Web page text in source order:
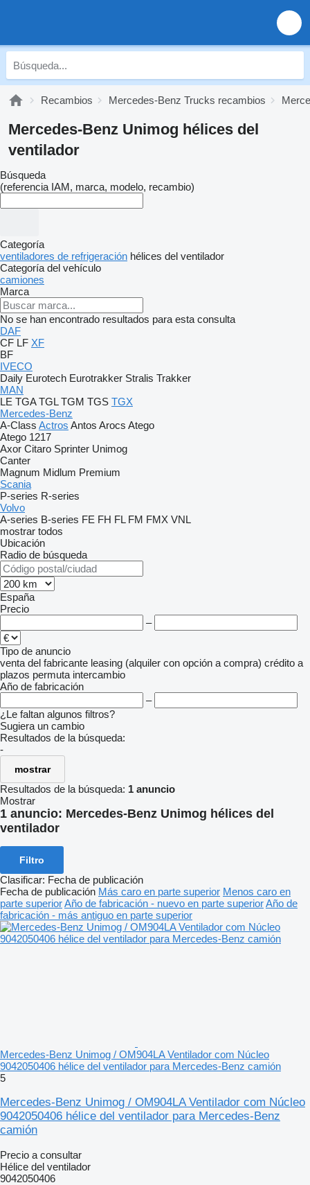
Recambios Mercedes-Benz Trucks recambios
Mercedes-Benz Unimog hélices del
ventilador
Búsqueda
(referencia IAM, marca, modelo, recambio)
Categoría
ventiladores de refrigeración hélices del ventilador
Categoría del vehículo
camiones
Marca
No se han encontrado resultados para esta consulta
DAF
CF LF XF
BF
IVECO
Daily Eurotech Eurotrakker Stralis Trakker
MAN
LE TGA TGL TGM TGS TGX
Mercedes-Benz
A-Class Actros Antos Arocs Atego
Atego 1217
Axor Citaro Sprinter Unimog
Canter
Magnum Midlum Premium
Scania
P-series R-series
Volvo
A-series B-series FE FH FL FM FMX VNL
mostrar todos
Ubicación
Radio de búsqueda
España
Precio
–
Tipo de anuncio
venta del fabricante leasing (alquiler con opción a compra) crédito a
plazos permuta intercambio
Año de fabricación
–
¿Le faltan algunos filtros?
Sugiera un cambio
Resultados de la búsqueda:
-
mostrar
Resultados de la búsqueda: 1 anuncio
Mostrar
1 anuncio: Mercedes-Benz Unimog hélices del
ventilador
Filtro
Clasificar: Fecha de publicación
Fecha de publicación Más caro en parte superior Menos caro en
parte superiorAño de fabricación - nuevo en parte superiorAño de
fabricación - más antiguo en parte superior
Mercedes-Benz Unimog / OM904LA Ventilador com Núcleo
9042050406 hélice del ventilador para Mercedes-Benz camión
5
Mercedes-Benz Unimog / OM904LA Ventilador com Núcleo
9042050406 hélice del ventilador para Mercedes-Benz
camión
Precio a consultar
Hélice del ventilador
9042050406